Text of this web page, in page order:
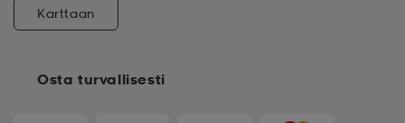
Osta turvallisesti
Karttaan